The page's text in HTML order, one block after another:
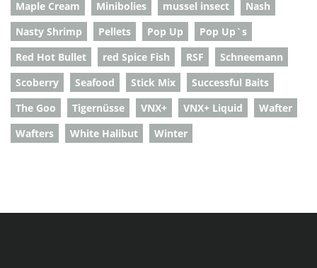
Maple Cream
Minibolies mussel insect
Nash
Nasty Shrimp
Pellets Pop Up
Pop Up`s
Red Hot Bullet
red Spice Fish RSF
Schneemann
Scoberry
Seafood Stick Mix
Successful Baits
The Goo
Tigernüsse VNX+ VNX+ Liquid
Wafter
Wafters
White Halibut Winter